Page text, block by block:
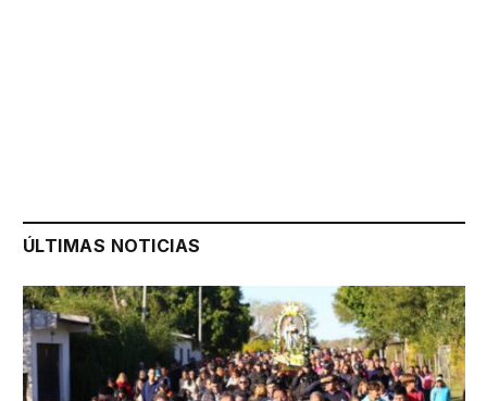
ÚLTIMAS NOTICIAS